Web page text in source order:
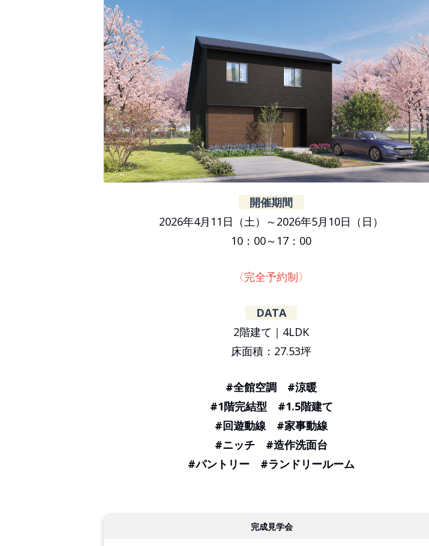
開催期間
2026年4月11日（土）～2026年5月10日（日）
10：00～17：00
〈完全予約制〉
DATA
2階建て｜4LDK
床面積：27.53坪
#全館空調 #涼暖
#1階完結型 #1.5階建て
#回遊動線 #家事動線
#ニッチ #造作洗面台
#パントリー #ランドリールーム
完成見学会